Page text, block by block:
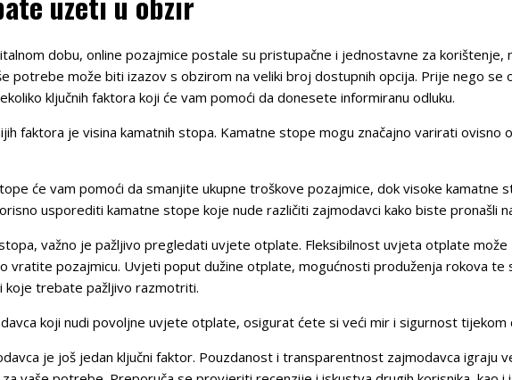
dobu, online pozajmice postale su pristupačne i jednostavne za korištenje,
potrebe može biti izazov s obzirom na veliki broj dostupnih opcija. Prije nego se
ključnih faktora koji će vam pomoći da donesete informiranu odluku.
faktora je visina kamatnih stopa. Kamatne stope mogu značajno varirati
će vam pomoći da smanjite ukupne troškove pozajmice, dok visoke kamatne
usporediti kamatne stope koje nude različiti zajmodavci kako biste pronašli
važno je pažljivo pregledati uvjete otplate. Fleksibilnost uvjeta otplate
vratite pozajmicu. Uvjeti poput dužine otplate, mogućnosti produženja rokova te
koje trebate pažljivo razmotriti.
koji nudi povoljne uvjete otplate, osigurat ćete si veći mir i sigurnost
je još jedan ključni faktor. Pouzdanost i transparentnost zajmodavca igraju